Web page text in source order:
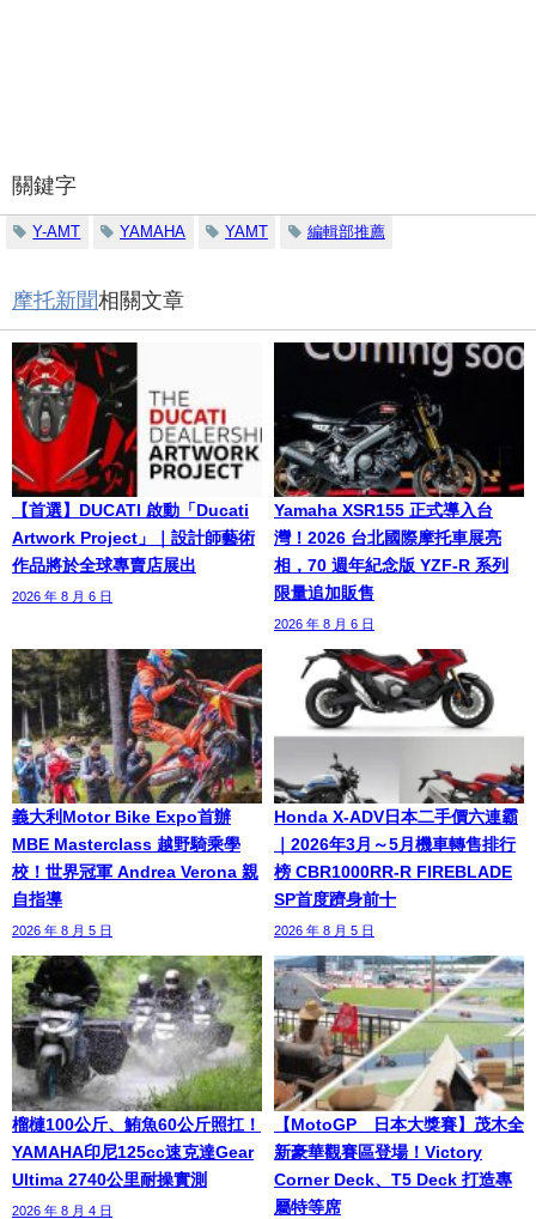
關鍵字
Y-AMT YAMAHA YAMT 編輯部推薦
摩托新聞相關文章
【首選】DUCATI 啟動「Ducati
Artwork Project」｜設計師藝術
作品將於全球專賣店展出
2026 年 8 月 6 日
Yamaha XSR155 正式導入台
灣！2026 台北國際摩托車展亮
相，70 週年紀念版 YZF-R 系列
限量追加販售
2026 年 8 月 6 日
義大利Motor Bike Expo首辦
MBE Masterclass 越野騎乘學
校！世界冠軍 Andrea Verona 親
自指導
2026 年 8 月 5 日
Honda X-ADV日本二手價六連霸
｜2026年3月～5月機車轉售排行
榜 CBR1000RR-R FIREBLADE
SP首度躋身前十
2026 年 8 月 5 日
榴槤100公斤、鮪魚60公斤照扛！
YAMAHA印尼125cc速克達Gear
Ultima 2740公里耐操實測
2026 年 8 月 4 日
【MotoGP™日本大獎賽】茂木全
新豪華觀賽區登場！Victory
Corner Deck、T5 Deck 打造專
屬特等席